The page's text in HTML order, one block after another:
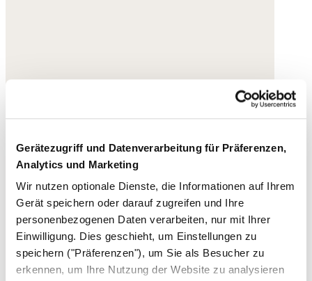
Gerätezugriff und Datenverarbeitung für Präferenzen,
Analytics und Marketing
Wir nutzen optionale Dienste, die Informationen auf Ihrem
Gerät speichern oder darauf zugreifen und Ihre
personenbezogenen Daten verarbeiten, nur mit Ihrer
Einwilligung. Dies geschieht, um Einstellungen zu
speichern ("Präferenzen"), um Sie als Besucher zu
erkennen, um Ihre Nutzung der Website zu analysieren